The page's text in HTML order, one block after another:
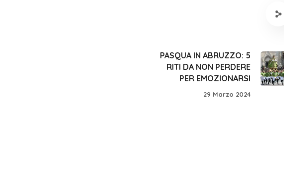
PASQUA IN ABRUZZO: 5
RITI DA NON PERDERE
PER EMOZIONARSI
29 Marzo 2024